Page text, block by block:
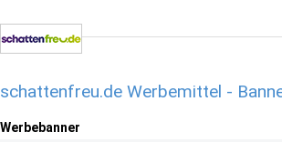
schattenfreu.de Werbemittel -
Werbebanner